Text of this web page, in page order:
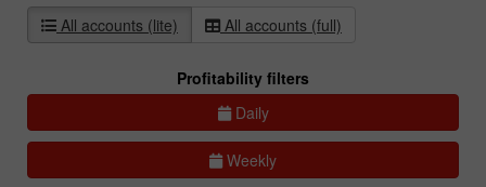
All accounts (lite) All accounts (full)
Profitability filters
Daily
Weekly